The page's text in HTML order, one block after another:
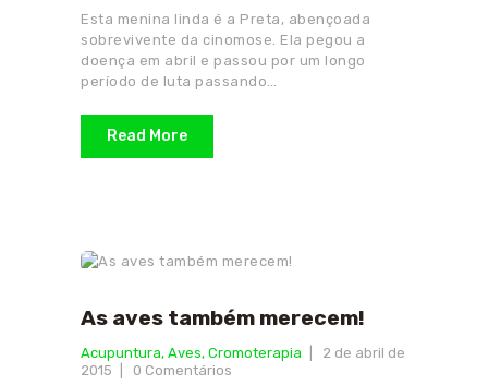
CONTATO
PARCEIROS
Esta menina linda é a Preta, abençoada
sobrevivente da cinomose. Ela pegou a
doença em abril e passou por um longo
período de luta passando…
Read More
As aves também merecem!
Acupuntura, Aves, Cromoterapia
2 de abril de
2015
0 Comentários